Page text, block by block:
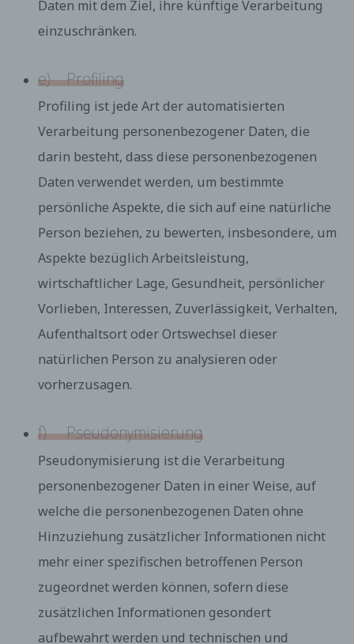
Daten mit dem Ziel, ihre künftige Verarbeitung
einzuschränken.
e) Profiling
Profiling ist jede Art der automatisierten
Verarbeitung personenbezogener Daten, die
darin besteht, dass diese personenbezogenen
Daten verwendet werden, um bestimmte
persönliche Aspekte, die sich auf eine natürliche
Person beziehen, zu bewerten, insbesondere, um
Aspekte bezüglich Arbeitsleistung,
wirtschaftlicher Lage, Gesundheit, persönlicher
Vorlieben, Interessen, Zuverlässigkeit, Verhalten,
Aufenthaltsort oder Ortswechsel dieser
natürlichen Person zu analysieren oder
vorherzusagen.
f) Pseudonymisierung
Pseudonymisierung ist die Verarbeitung
personenbezogener Daten in einer Weise, auf
welche die personenbezogenen Daten ohne
Hinzuziehung zusätzlicher Informationen nicht
mehr einer spezifischen betroffenen Person
zugeordnet werden können, sofern diese
zusätzlichen Informationen gesondert
aufbewahrt werden und technischen und